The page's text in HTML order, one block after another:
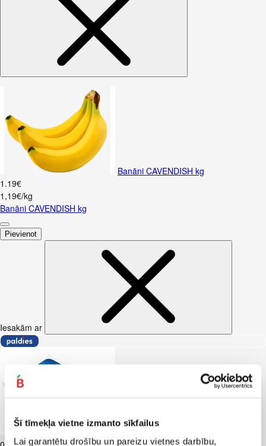
Šī tīmekļa vietne izmanto sīkfailus
Lai garantētu drošību un pareizu vietnes darbību,
Banāni CAVENDISH kg
1 .19€
1,19€/kg
Banāni CAVENDISH kg
Pievienot
Iesakām ar